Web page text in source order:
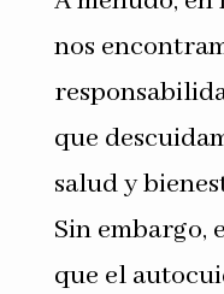
nos
que
salud y
Sin embargo,
que el